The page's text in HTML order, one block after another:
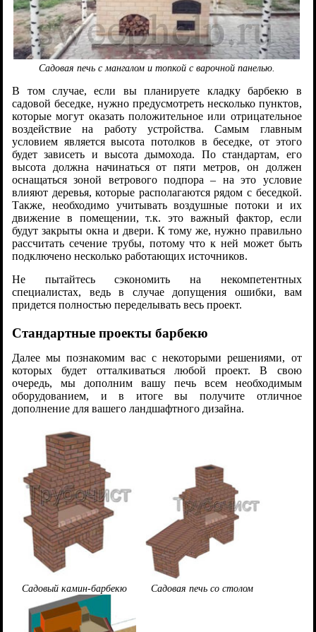
Садовая печь с мангалом и топкой с варочной панелью.
В том случае, если вы планируете кладку барбекю в
садовой беседке, нужно предусмотреть несколько пунктов,
которые могут оказать положительное или отрицательное
воздействие на работу устройства. Самым главным
условием является высота потолков в беседке, от этого
будет зависеть и высота дымохода. По стандартам, его
высота должна начинаться от пяти метров, он должен
оснащаться зоной ветрового подпора – на это условие
влияют деревья, которые располагаются рядом с беседкой.
Также, необходимо учитывать воздушные потоки и их
движение в помещении, т.к. это важный фактор, если
будут закрыты окна и двери. К тому же, нужно правильно
рассчитать сечение трубы, потому что к ней может быть
подключено несколько работающих источников.
Не пытайтесь сэкономить на некомпетентных
специалистах, ведь в случае допущения ошибки, вам
придется полностью переделывать весь проект.
Стандартные проекты барбекю
Далее мы познакомим вас с некоторыми решениями, от
которых будет отталкиваться любой проект. В свою
очередь, мы дополним вашу печь всем необходимым
оборудованием, и в итоге вы получите отличное
дополнение для вашего ландшафтного дизайна.
Садовый камин-барбекю Садовая печь со столом